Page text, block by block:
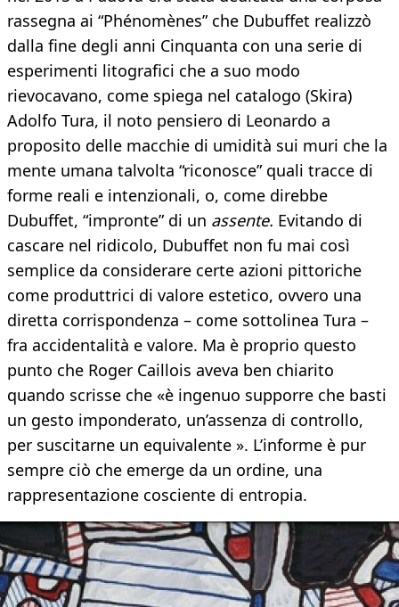
rassegna ai “Phénomènes” che Dubuffet realizzò
dalla fine degli anni Cinquanta con una serie di
esperimenti litografici che a suo modo
rievocavano, come spiega nel catalogo (Skira)
Adolfo Tura, il noto pensiero di Leonardo a
proposito delle macchie di umidità sui muri che la
mente umana talvolta “riconosce” quali tracce di
forme reali e intenzionali, o, come direbbe
Dubuffet, “impronte” di un assente. Evitando di
cascare nel ridicolo, Dubuffet non fu mai così
semplice da considerare certe azioni pittoriche
come produttrici di valore estetico, ovvero una
diretta corrispondenza – come sottolinea Tura –
fra accidentalità e valore. Ma è proprio questo
punto che Roger Caillois aveva ben chiarito
quando scrisse che «è ingenuo supporre che basti
un gesto imponderato, un’assenza di controllo,
per suscitarne un equivalente ». L’informe è pur
sempre ciò che emerge da un ordine, una
rappresentazione cosciente di entropia.